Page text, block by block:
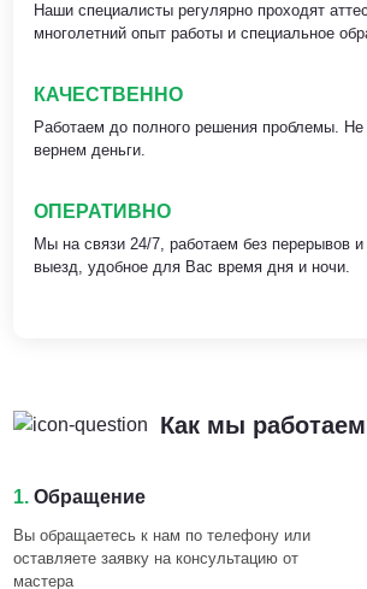
Наши специалисты регулярно проходят
многолетний опыт работы и специальное
КАЧЕСТВЕННО
Работаем до полного решения проблемы.
вернем деньги.
ОПЕРАТИВНО
Мы на связи 24/7, работаем без перерывов
выезд, удобное для Вас время дня и ночи.
Как мы
1. Обращение
Вы обращаетесь к нам по телефону или
оставляете заявку на консультацию от
мастера